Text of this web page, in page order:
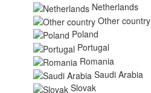
Netherlands
Other country
Poland
Portugal
Romania
Saudi Arabia
Slovak